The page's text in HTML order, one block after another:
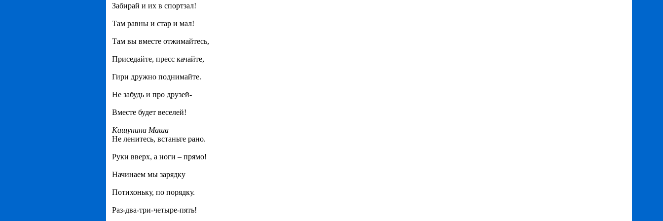
Забирай и их в спортзал!
Там равны и стар и мал!
Там вы вместе отжимайтесь,
Приседайте, пресс качайте,
Гири дружно поднимайте.
Не забудь и про друзей-
Вместе будет веселей!
Кашунина Маша
Не ленитесь, встаньте рано.
Руки вверх, а ноги – прямо!
Начинаем мы зарядку
Потихоньку, по порядку.
Раз-два-три-четыре-пять!